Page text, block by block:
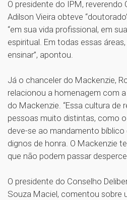
O presidente do IPM, reverendo
Adilson Vieira obteve
“em sua vida profissional, em
espiritual. Em todas essas
ensinar”, apontou.
Já o chanceler do Mackenzie,
relacionou a homenagem com
do Mackenzie. “Essa cultura de
pessoas muito distintas, como
deve-se ao mandamento
dignos de honra. O Mackenzie
que não podem passar
O presidente do Conselho
Souza Maciel, comentou sobre